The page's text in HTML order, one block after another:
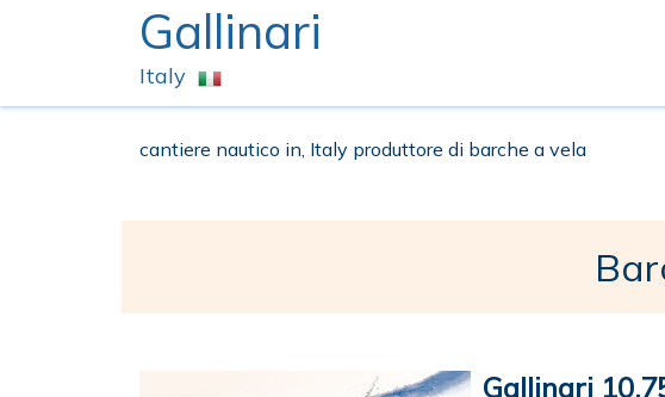
Gallinari
Italy
cantiere nautico in, Italy produttore di barche a vela
Gallinari